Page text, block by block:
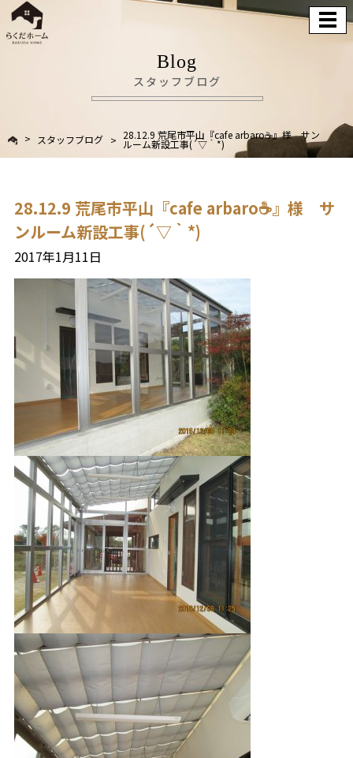
Blog
スタッフブログ
スタッフブログ 28.12.9 荒尾市平山『cafe arbaro☕』様 サン
ルーム新設工事(´▽｀*)
28.12.9 荒尾市平山『cafe arbaro☕』様 サ
ンルーム新設工事(´▽｀*)
2017年1月11日